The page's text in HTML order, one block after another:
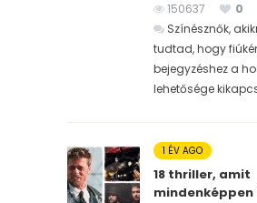
150637
0
Színésznők,
tudtad, hogy
bejegyzéshez a
lehetősége
1 ÉV AGO
18 thriller, amit